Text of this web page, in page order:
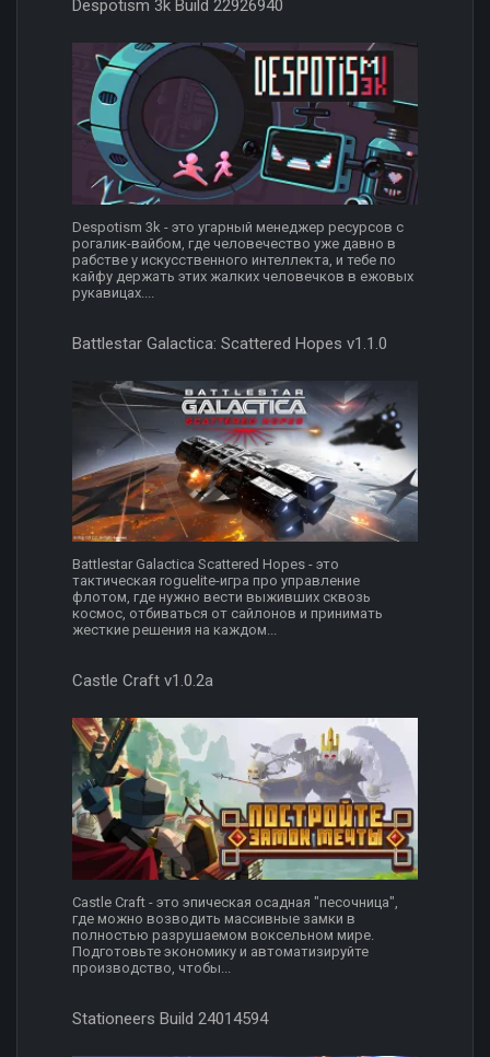
Despotism 3k Build 22926940
Despotism 3k - это угарный менеджер ресурсов с
рогалик-вайбом, где человечество уже давно в
рабстве у искусственного интеллекта, и тебе по
кайфу держать этих жалких человечков в ежовых
рукавицах....
Battlestar Galactica: Scattered Hopes v1.1.0
Battlestar Galactica Scattered Hopes - это
тактическая roguelite-игра про управление
флотом, где нужно вести выживших сквозь
космос, отбиваться от сайлонов и принимать
жесткие решения на каждом...
Castle Craft v1.0.2a
Castle Craft - это эпическая осадная "песочница",
где можно возводить массивные замки в
полностью разрушаемом воксельном мире.
Подготовьте экономику и автоматизируйте
производство, чтобы...
Stationeers Build 24014594